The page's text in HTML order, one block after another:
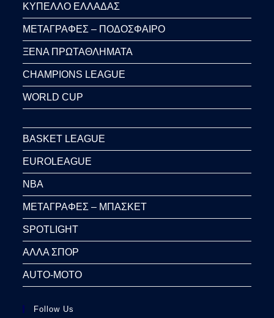
ΚΥΠΕΛΛΟ ΕΛΛΑΔΑΣ
ΜΕΤΑΓΡΑΦΕΣ – ΠΟΔΟΣΦΑΙΡΟ
ΞΕΝΑ ΠΡΩΤΑΘΛΗΜΑΤΑ
CHAMPIONS LEAGUE
WORLD CUP
BASKET LEAGUE
EUROLEAGUE
NBA
ΜΕΤΑΓΡΑΦΕΣ – ΜΠΑΣΚΕΤ
SPOTLIGHT
ΑΛΛΑ ΣΠΟΡ
AUTO-MOTO
Follow Us